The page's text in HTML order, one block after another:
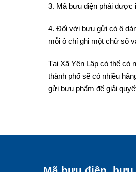
3. Mã bưu điện phải được
4. Đối với bưu gửi có ô
mỗi ô chỉ ghi một chữ số
Tại Xã Yên Lập có thể có
thành phố sẽ có nhiều
gửi bưu phẩm để giải